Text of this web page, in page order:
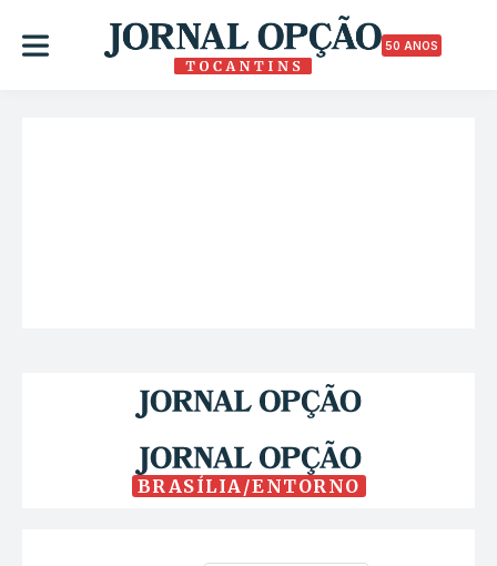
50 ANOS
BRASÍLIA/ENTORNO